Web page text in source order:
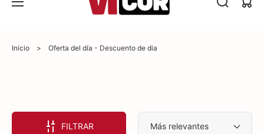
Inicio > Oferta del día - Descuento de dia
FILTRAR